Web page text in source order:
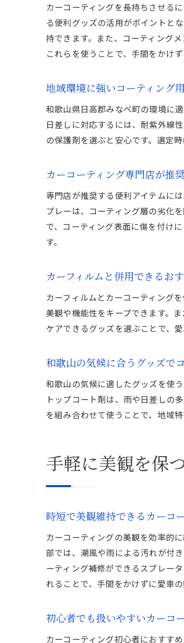
カーコーティングを長持ちさせる
る便利グッズの活用がポイントと
持できます。また、コーティング
これらを使うことで、手間をかけ
地域環境に強いコーティング
和歌山県日高郡みなべ町の環境に
日差しに対応するには、耐紫外線
の保護剤を選ぶと安心です。選定
カーコーティング専門店が推
専門店が推奨する便利アイテムに
プレーは、コーティング層の劣化
で、コーティング表面に傷を付け
す。
カーフィルムと併用できるお
カーフィルムとカーコーティング
美観や機能性をキープできます。
ケアできるグッズを選ぶことで、
和歌山の気候に合うグッズで
和歌山の気候に適したグッズを使
トップコート剤は、雨や日差しの
を組み合わせて使うことで、地域
手軽に美観を保
時短で美観維持できるカーコ
カーコーティングの美観を効率的
部では、潮風や雨による汚れが付
ーティング補修ができるスプレー
れることで、手間をかけずに愛車
初心者でも扱いやすいカーコ
カーコーティング初心者におすす